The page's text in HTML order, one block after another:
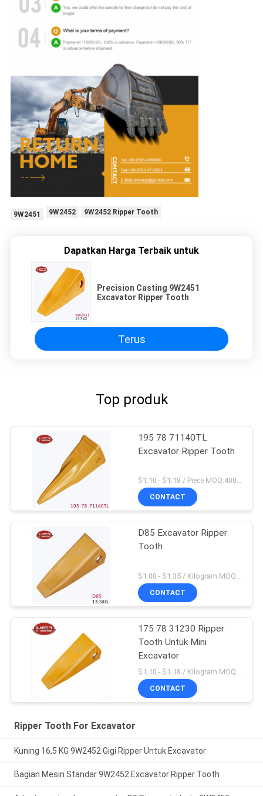
9W2451 9W2452 9W2452 Ripper Tooth
Dapatkan Harga Terbaik untuk
Precision Casting 9W2451
Excavator Ripper Tooth
Terus
Top produk
195 78 71140TL
Excavator Ripper Tooth
$1.10 - $1.18 / Piece MOQ:4000 Potongan / potongan
CONTACT
D85 Excavator Ripper
Tooth
CONTACT
175 78 31230 Ripper
Tooth Untuk Mini
Excavator
CONTACT
Ripper Tooth For Excavator
Kuning 16,5 KG 9W2452 Gigi Ripper Untuk Excavator
Bagian Mesin Standar 9W2452 Excavator Ripper Tooth